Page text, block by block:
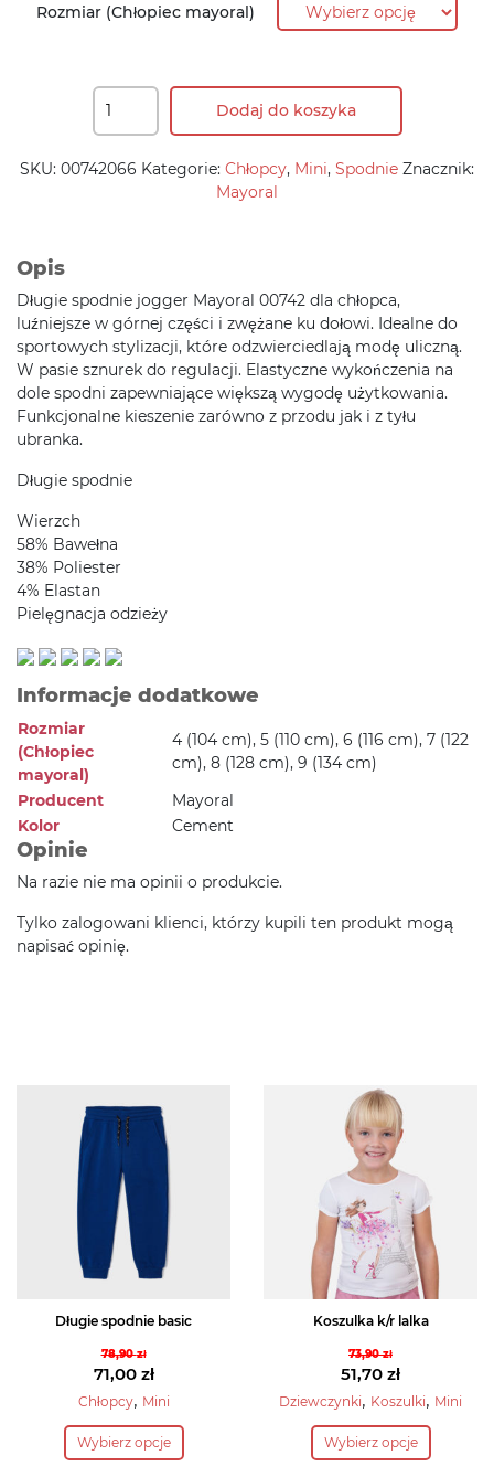
Rozmiar (Chłopiec mayoral)
Dodaj do koszyka
SKU: 00742066 Kategorie: Chłopcy, Mini, Spodnie Znacznik:
Mayoral
Opis
Długie spodnie jogger Mayoral 00742 dla chłopca,
luźniejsze w górnej części i zwężane ku dołowi. Idealne do
sportowych stylizacji, które odzwierciedlają modę uliczną.
W pasie sznurek do regulacji. Elastyczne wykończenia na
dole spodni zapewniające większą wygodę użytkowania.
Funkcjonalne kieszenie zarówno z przodu jak i z tyłu
ubranka.
Długie spodnie
Wierzch
58% Bawełna
38% Poliester
4% Elastan
Pielęgnacja odzieży
Informacje dodatkowe
Rozmiar
(Chłopiec
mayoral)
4 (104 cm), 5 (110 cm), 6 (116 cm), 7 (122
cm), 8 (128 cm), 9 (134 cm)
Producent
Mayoral
Kolor
Cement
Opinie
Na razie nie ma opinii o produkcie.
Tylko zalogowani klienci, którzy kupili ten produkt mogą
napisać opinię.
Długie spodnie basic
78,90zł
Pierwotna
cena
wynosiła:
78,90 zł.
71,00 zł
Aktualna
cena
wynosi:
Chłopcy, Mini
Wybierz opcje
Ten
produkt
Koszulka k/r lalka
73,90zł
Pierwotna
cena
wynosiła:
73,90 zł.
51,70 zł
Aktualna
cena
wynosi:
Dziewczynki, Koszulki, Mini
Wybierz opcje
Ten
produkt